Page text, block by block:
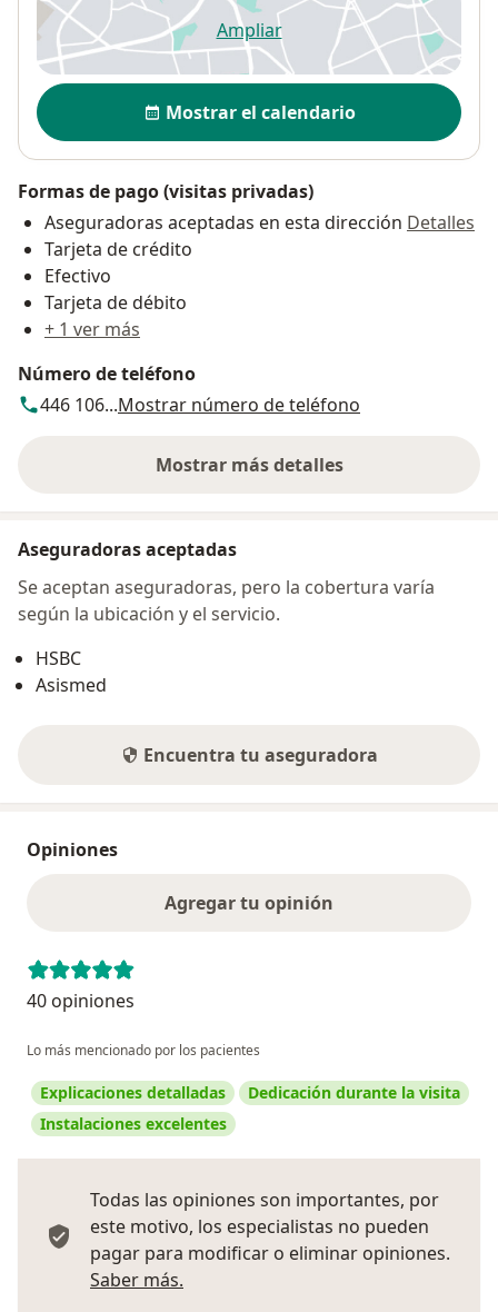
Ampliarse abre en una nueva
Disponibilidad
Mostrar el calendario
Formas de pago (visitas privadas)
Aseguradoras aceptadas en esta dirección Detalles
Tarjeta de crédito
Efectivo
Tarjeta de débito
+ 1 ver más
Número de teléfono
446 106...Mostrar número de teléfono
Mostrar más detalles
sobre la dirección
Aseguradoras aceptadas
Se aceptan aseguradoras, pero la cobertura varía
según la ubicación y el servicio.
HSBC
Asismed
Encuentra tu aseguradora
Opiniones
Agregar tu opinión
40 opiniones
Lo más mencionado por los pacientes
Explicaciones detalladas
Dedicación durante la visita
Instalaciones excelentes
Todas las opiniones son importantes, por
este motivo, los especialistas no pueden
pagar para modificar o eliminar opiniones.
Saber más.